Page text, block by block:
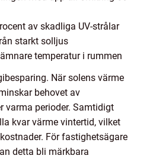
av skadliga UV-strålar
starkt solljus
temperatur i rummen
När solens värme
behovet av
varma perioder. Samtidigt
kvar värme vintertid, vilket
För fastighetsägare
detta bli märkbara